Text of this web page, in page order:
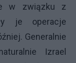
w związku z
je operacje
Generalnie
Izrael